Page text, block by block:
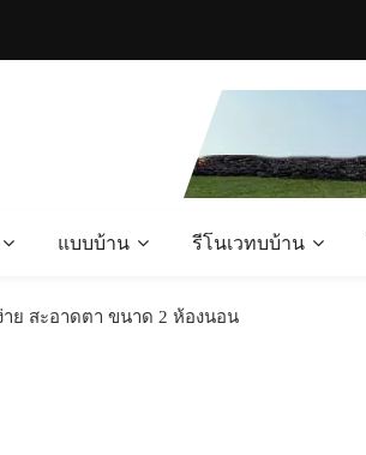
แบบบ้าน รีโนเวทบบ้าน
สไตล์มินิมอล